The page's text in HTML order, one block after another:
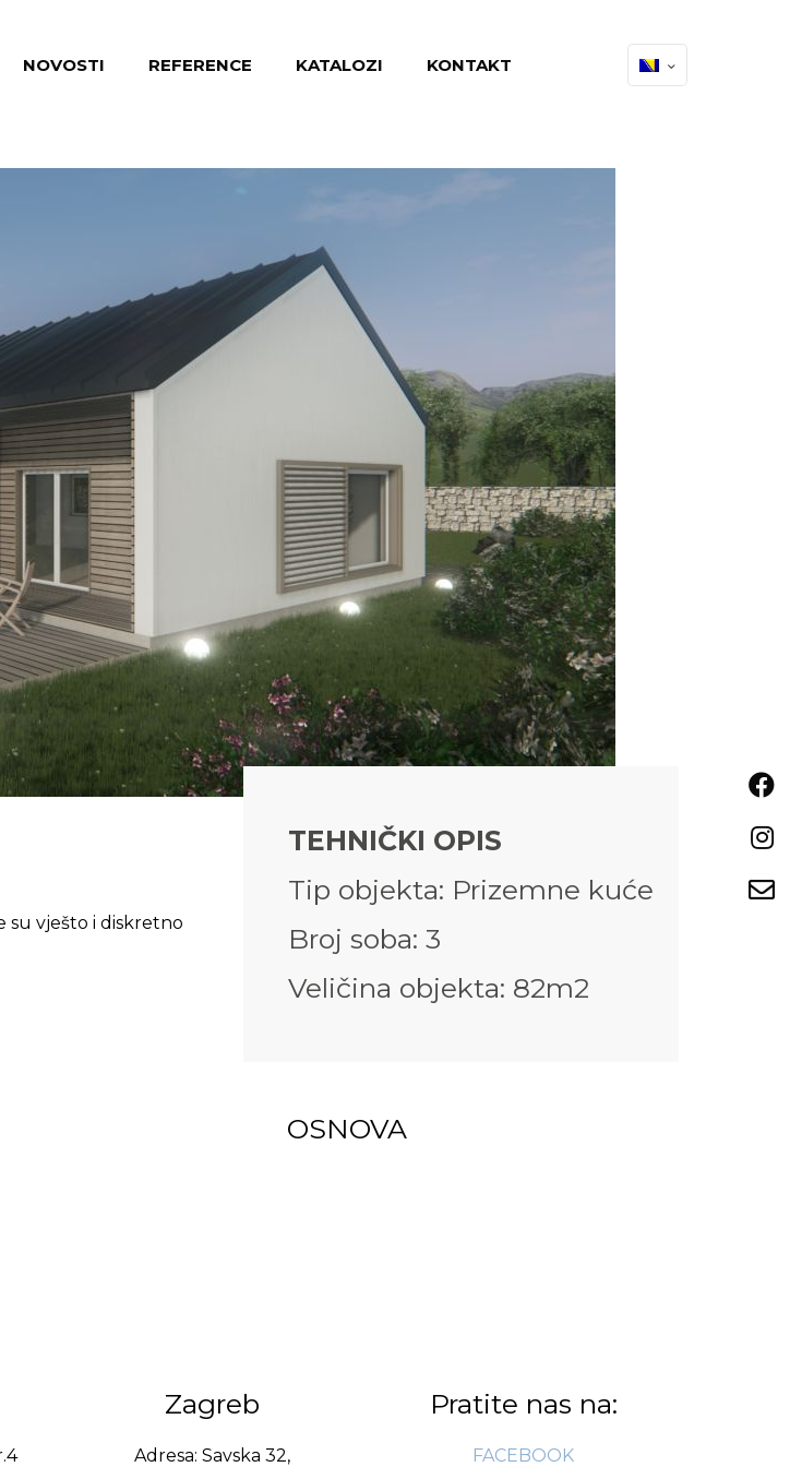
NOVOSTI REFERENCE KATALOZI KONTAKT
su vješto i diskretno
TEHNIČKI OPIS
Tip objekta: Prizemne kuće
Broj soba: 3
Veličina objekta: 82m2
OSNOVA
Zagreb
Adresa: Savska 32,
Pratite nas na:
FACEBOOK